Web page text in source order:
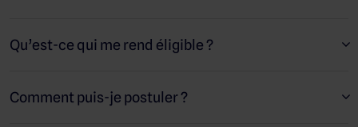
Qu’est-ce qui me rend éligible ?
Comment puis-je postuler ?